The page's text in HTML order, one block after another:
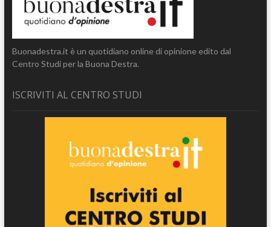
Buonadestra.it è un quotidiano online di opinione edito dal
Centro Studi per la Buona Destra.
ISCRIVITI AL CENTRO STUDI